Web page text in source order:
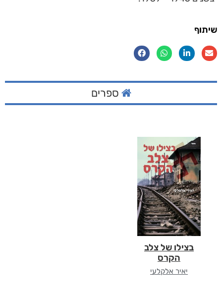
שיתוף
ספרים
בצילו של צלב
הקרס
יאיר אלקלעי